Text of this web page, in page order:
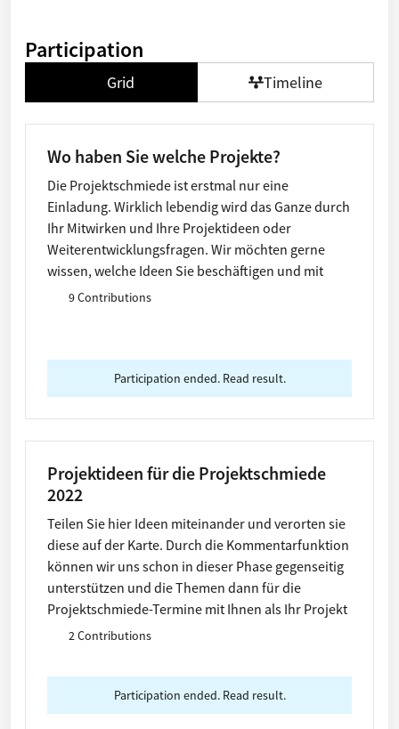
Participation
Grid Timeline
Wo haben Sie welche Projekte?
Die Projektschmiede ist erstmal nur eine
Einladung. Wirklich lebendig wird das Ganze durch
Ihr Mitwirken und Ihre Projektideen oder
Weiterentwicklungsfragen. Wir möchten gerne
wissen, welche Ideen Sie beschäftigen und mit
welchen Orten sie gegebenenfalls verbunden sind.
9 Contributions
Participation ended. Read result.
Projektideen für die Projektschmiede
2022
Teilen Sie hier Ideen miteinander und verorten sie
diese auf der Karte. Durch die Kommentarfunktion
können wir uns schon in dieser Phase gegenseitig
unterstützen und die Themen dann für die
Projektschmiede-Termine mit Ihnen als Ihr Projekt
vorbereiten.
2 Contributions
Participation ended. Read result.